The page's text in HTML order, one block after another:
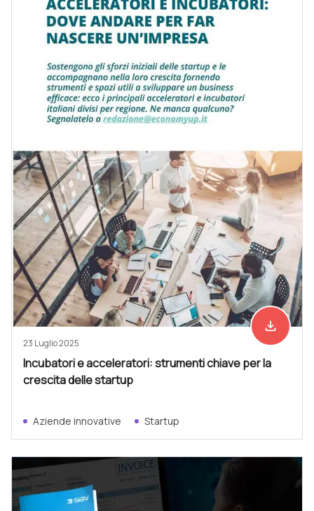
Scarica
file_download
23 Luglio 2025
Incubatori e acceleratori: strumenti chiave per la
crescita delle startup
Aziende innovative Startup